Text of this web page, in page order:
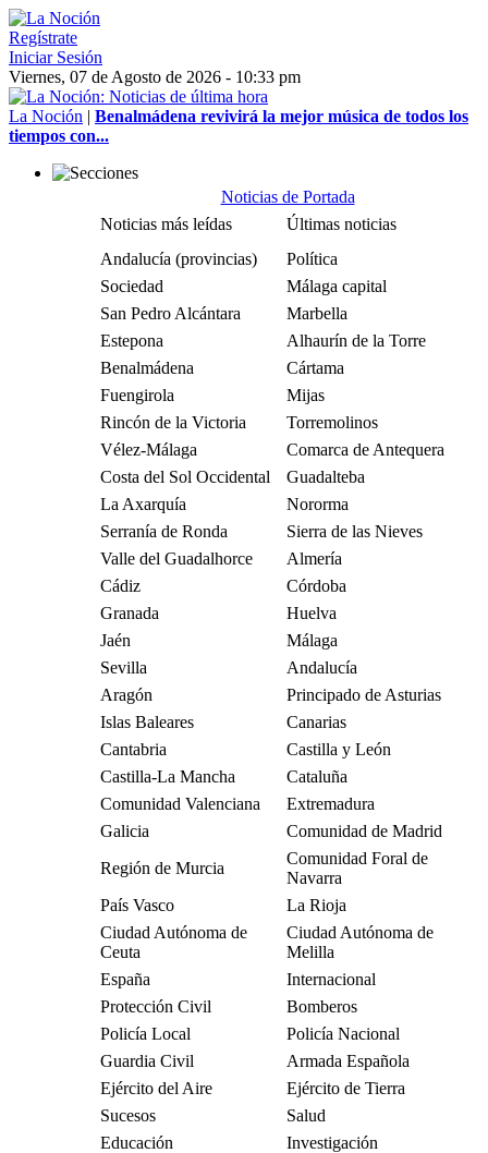
Regístrate
Iniciar Sesión
Viernes, 07 de Agosto de 2026 - 10:33 pm
La Noción | Benalmádena revivirá la mejor música de todos los
tiempos con...
Noticias de Portada
Noticias más leídas
Últimas noticias
Andalucía (provincias)
Política
Sociedad
Málaga capital
San Pedro Alcántara
Marbella
Estepona
Alhaurín de la Torre
Benalmádena
Cártama
Fuengirola
Mijas
Rincón de la Victoria
Torremolinos
Vélez-Málaga
Comarca de Antequera
Costa del Sol Occidental
Guadalteba
La Axarquía
Nororma
Serranía de Ronda
Sierra de las Nieves
Valle del Guadalhorce
Almería
Cádiz
Córdoba
Granada
Huelva
Jaén
Málaga
Sevilla
Andalucía
Aragón
Principado de Asturias
Islas Baleares
Canarias
Cantabria
Castilla y León
Castilla-La Mancha
Cataluña
Comunidad Valenciana
Extremadura
Galicia
Comunidad de Madrid
Región de Murcia
Comunidad Foral de
Navarra
País Vasco
La Rioja
Ciudad Autónoma de
Ceuta
Ciudad Autónoma de
Melilla
España
Internacional
Protección Civil
Bomberos
Policía Local
Policía Nacional
Guardia Civil
Armada Española
Ejército del Aire
Ejército de Tierra
Sucesos
Salud
Educación
Investigación